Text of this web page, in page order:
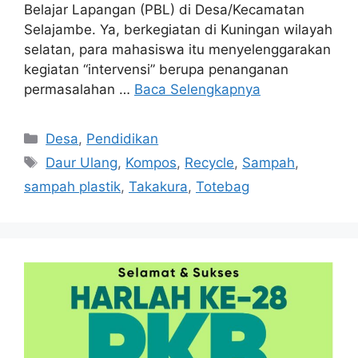
Belajar Lapangan (PBL) di Desa/Kecamatan
Selajambe. Ya, berkegiatan di Kuningan wilayah
selatan, para mahasiswa itu menyelenggarakan
kegiatan “intervensi” berupa penanganan
permasalahan … Baca Selengkapnya
Kategori
Desa, Pendidikan
Tag
Daur Ulang, Kompos, Recycle, Sampah,
sampah plastik, Takakura, Totebag